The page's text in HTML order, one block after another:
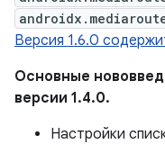
Версия 1.6.0
Основные
версии 1.4.0.
Настройки